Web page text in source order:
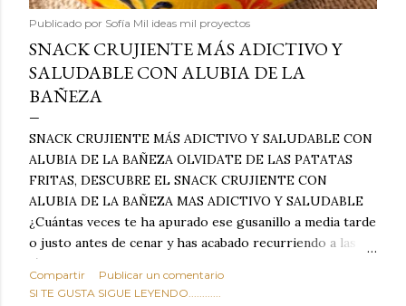
Publicado por Sofía Mil ideas mil proyectos
SNACK CRUJIENTE MÁS ADICTIVO Y
SALUDABLE CON ALUBIA DE LA
BAÑEZA
SNACK CRUJIENTE MÁS ADICTIVO Y SALUDABLE CON
ALUBIA DE LA BAÑEZA OLVIDATE DE LAS PATATAS
FRITAS, DESCUBRE EL SNACK CRUJIENTE CON
ALUBIA DE LA BAÑEZA MAS ADICTIVO Y SALUDABLE
¿Cuántas veces te ha apurado ese gusanillo a media tarde
o justo antes de cenar y has acabado recurriendo a las
típicas patatas de bolsa, frutos secos fritos o snacks
ultraprocesados llenos de grasas saturadas y sodio?
Compartir
Publicar un comentario
SI TE GUSTA SIGUE LEYENDO............